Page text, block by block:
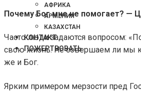
АФРИКА
АРМЕНИЯ
КАЗАХСТАН
КОНТАКТ
ПОЖЕРТВОВАТЬ
Почему Бог мне не помогает? —
Часто люди задаются вопросом:
свою жизнь. Не совершаем ли мы
же и Бог.
Ярким примером мерзости пред